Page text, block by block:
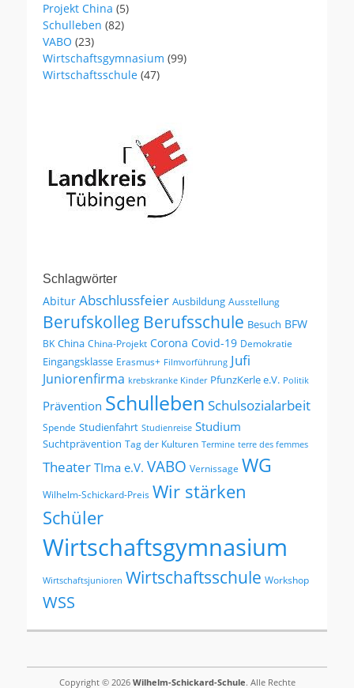
Projekt China (5)
Schulleben (82)
VABO (23)
Wirtschaftsgymnasium (99)
Wirtschaftsschule (47)
Schlagwörter
Abitur Abschlussfeier Ausbildung Ausstellung
Berufskolleg Berufsschule Besuch BFW
BK China China-Projekt Corona Covid-19 Demokratie
Eingangsklasse Erasmus+ Filmvorführung Jufi
Juniorenfirma krebskranke Kinder PfunzKerle e.V. Politik
Prävention Schulleben Schulsozialarbeit
Spende Studienfahrt Studienreise Studium
Suchtprävention Tag der Kulturen Termine terre des femmes
Theater TIma e.V. VABO Vernissage WG
Wilhelm-Schickard-Preis Wir stärken
Schüler
Wirtschaftsgymnasium
Wirtschaftsjunioren Wirtschaftsschule Workshop
WSS
Copyright © 2026 Wilhelm-Schickard-Schule. Alle Rechte